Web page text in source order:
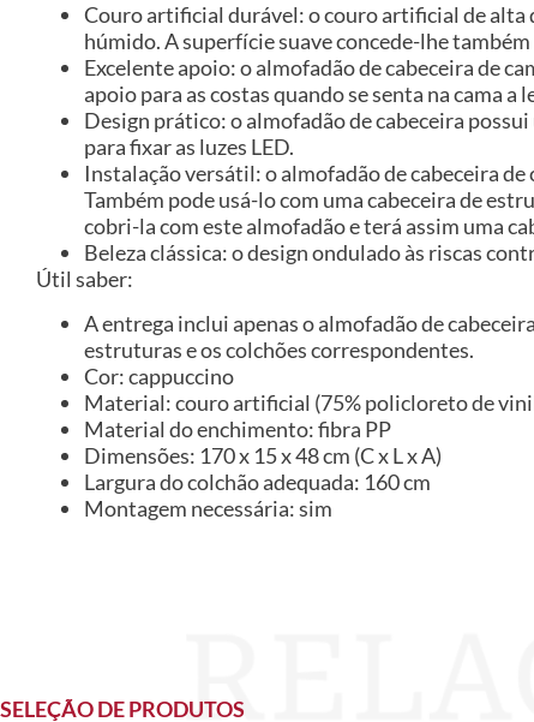
Couro artificial durável: o couro artificial de alta
húmido. A superfície suave concede-lhe
Excelente apoio: o almofadão de cabeceira de
apoio para as costas quando se senta na cama a
Design prático: o almofadão de cabeceira
para fixar as luzes LED.
Instalação versátil: o almofadão de cabeceira
Também pode usá-lo com uma cabeceira de
cobri-la com este almofadão e terá assim uma
Beleza clássica: o design ondulado às riscas
Útil saber:
A entrega inclui apenas o almofadão de
estruturas e os colchões correspondentes.
Cor: cappuccino
Material: couro artificial (75% policloreto de
Material do enchimento: fibra PP
Dimensões: 170 x 15 x 48 cm (C x L x A)
Largura do colchão adequada: 160 cm
Montagem necessária: sim
SELEÇÃO DE PRODUTOS